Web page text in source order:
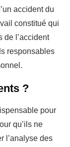
accident du
constitué qui
de l’accident
responsables
?
pour
qu’ils ne
l’analyse des